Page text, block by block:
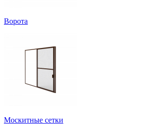
Ворота
Москитные сетки